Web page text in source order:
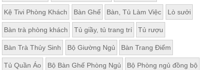
Kệ Tivi Phòng Khách Bàn Ghế Bàn, Tủ Làm Việc Lò sưởi
Bàn trà phòng khách Tủ giầy, tủ trang trí Tủ rượu
Bàn Trà Thủy Sinh Bộ Giường Ngủ Bàn Trang Điểm
Tủ Quần Áo Bộ Bàn Ghế Phòng Ngủ Bộ Phòng ngủ đồng bộ